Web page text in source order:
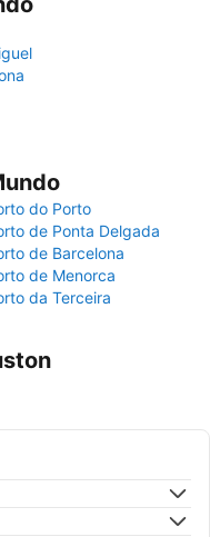
do Porto
de Ponta Delgada
de Barcelona
de Menorca
da Terceira